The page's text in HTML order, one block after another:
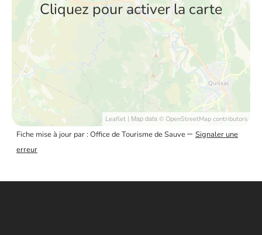
Cliquez pour activer la carte
Leaflet | Map data © OpenStreetMap contributors
Fiche mise à jour par : Office de Tourisme de Sauve– Signaler une
erreur